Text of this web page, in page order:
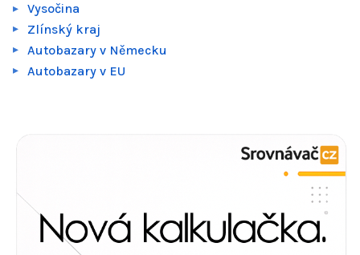
Vysočina
Zlínský kraj
Autobazary v Německu
Autobazary v EU